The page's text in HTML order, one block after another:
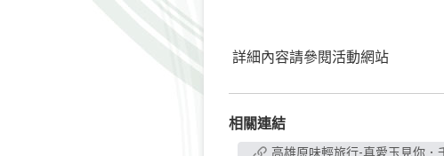
詳細內容請參閱活動網站
相關連結
高雄原味輕旅行-真愛玉見你．